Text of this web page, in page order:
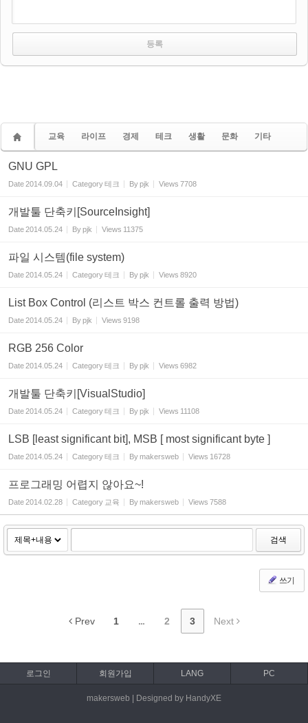
교육 라이프 경제 테크 생활 문화 기타
GNU GPL
Date2014.09.04 Category테크 Bypjk Views 7708
개발툴 단축키[SourceInsight]
Date2014.05.24 Bypjk Views 11375
파일 시스템(file system)
Date2014.05.24 Category테크 Bypjk Views 8920
List Box Control (리스트 박스 컨트롤 출력 방법)
Date2014.05.24 Bypjk Views 9198
RGB 256 Color
Date2014.05.24 Category테크 Bypjk Views 6982
개발툴 단축키[VisualStudio]
Date2014.05.24 Category테크 Bypjk Views 11108
LSB [least significant bit], MSB [ most significant byte ]
Date2014.05.24 Category테크 Bymakersweb Views 16728
프로그래밍 어렵지 않아요~!
Date2014.02.28 Category 교육 Bymakersweb Views 7588
검색
쓰기
Prev 1 ... 2 3 Next
로그인 회원가입 LANG PC
makersweb | Designed by HandyXE